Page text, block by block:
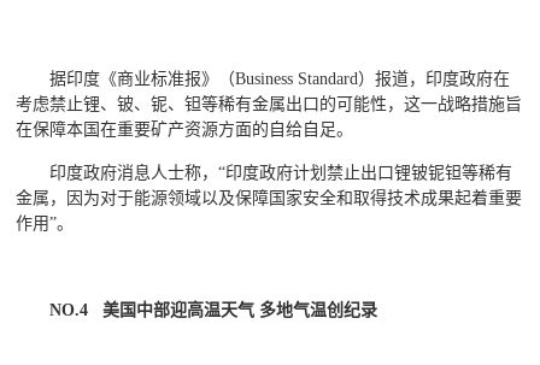
据印度《商业标准报》（Business Standard）报道，印度政府在
考虑禁止锂、铍、铌、钽等稀有金属出口的可能性，这一战略措施旨
在保障本国在重要矿产资源方面的自给自足。
印度政府消息人士称，“印度政府计划禁止出口锂铍铌钽等稀有
金属，因为对于能源领域以及保障国家安全和取得技术成果起着重要
作用”。
NO.4 美国中部迎高温天气 多地气温创纪录